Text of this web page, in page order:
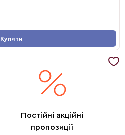
Купити
Постійні акційні
пропозиції